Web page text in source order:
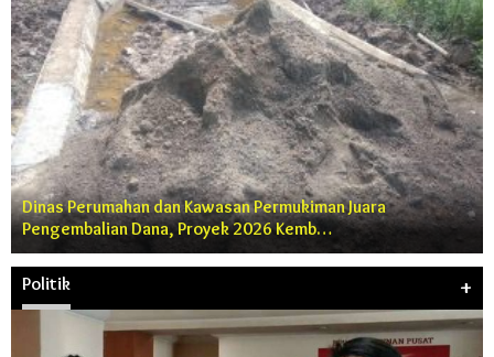
Dinas Perumahan dan Kawasan Permukiman Juara
Pengembalian Dana, Proyek 2026 Kemb…
Politik +